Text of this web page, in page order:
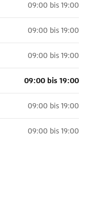
09:00 bis 19:00
09:00 bis 19:00
09:00 bis 19:00
09:00 bis 19:00
09:00 bis 19:00
09:00 bis 19:00